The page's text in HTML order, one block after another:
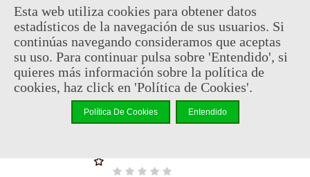
Añadir Al Carrito
Consultar disponibilidad
Réplica Revólver Colt Python
.357 2"
Esta web utiliza cookies para obtener datos
estadísticos de la navegación de sus usuarios. Si
continúas navegando consideramos que aceptas
su uso. Para continuar pulsa sobre 'Entendido', si
quieres más información sobre la política de
cookies, haz click en 'Política de Cookies'.
Política De Cookies Entendido